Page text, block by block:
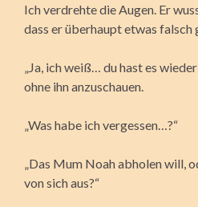
Ich verdrehte die Augen. Er
dass er überhaupt etwas falsch
„Ja, ich weiß… du hast es
ohne ihn anzuschauen.
„Was habe ich vergessen…?“
„Das Mum Noah abholen will,
von sich aus?“